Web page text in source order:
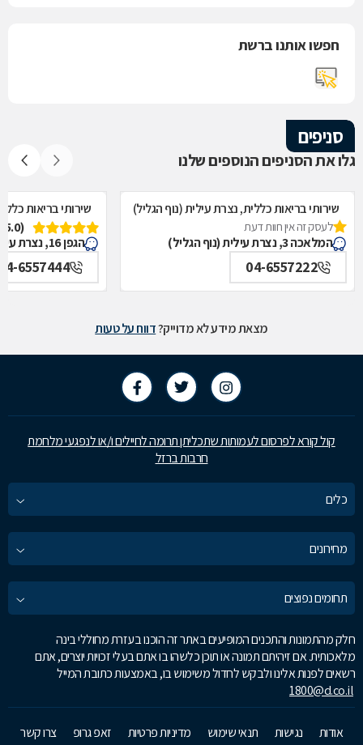
חפשו אותנו ברשת
סניפים
גלו את הסניפים הנוספים שלנו
שירותי בריאות כללית, נצרת עילית (נוף הגליל)
לעסק זה אין חוות דעת
המלאכה 3, נצרת עילית (נוף הגליל)
04-6557222
שירותי בריאות
(5.0)
הגפן 16, נצרת עילית (נוף הגליל)
6557444
מצאת מידע לא מדוייק?דווח על טעות
קול קורא לפרסום לעמותות שתכליתן תרומה לחיילים ו/או לנפגעי מלחמת
חרבות ברזל
כלים
מחירונים
תחומים נפוצים
חלק מהתמונות והתכנים המופיעים באתר זה הוכנו בעזרת מחוללי בינה
מלאכותית. אם זיהיתם תמונה או תוכן כלשהו בו אתם בעלי זכויות יוצרים, אתם
רשאים לפנות אלינו ולבקש לחדול משימוש בו, באמצעות כתובת המייל
1800@d.co.il
אודות נגישות תנאי שימוש מדיניות פרטיות זאפ גרופ צרו קשר